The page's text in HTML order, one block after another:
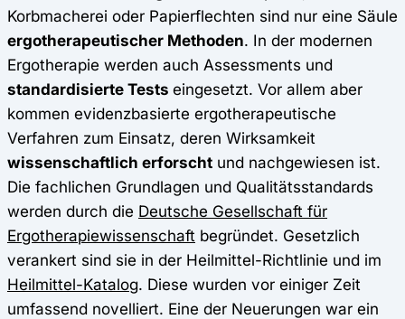
Korbmacherei oder Papierflechten sind nur eine Säule
ergotherapeutischer Methoden. In der modernen
Ergotherapie werden auch Assessments und
standardisierte Tests eingesetzt. Vor allem aber
kommen evidenzbasierte ergotherapeutische
Verfahren zum Einsatz, deren Wirksamkeit
wissenschaftlich erforscht und nachgewiesen ist.
Die fachlichen Grundlagen und Qualitätsstandards
werden durch die Deutsche Gesellschaft für
Ergotherapiewissenschaft begründet. Gesetzlich
verankert sind sie in der Heilmittel-Richtlinie und im
Heilmittel-Katalog. Diese wurden vor einiger Zeit
umfassend novelliert. Eine der Neuerungen war ein